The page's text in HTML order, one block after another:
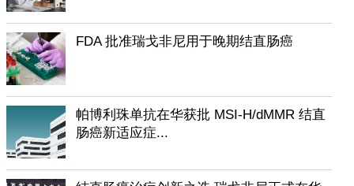
FDA 批准瑞戈非尼用于晚期结直肠癌
帕博利珠单抗在华获批 MSI-H/dMMR 结直
肠癌新适应症...